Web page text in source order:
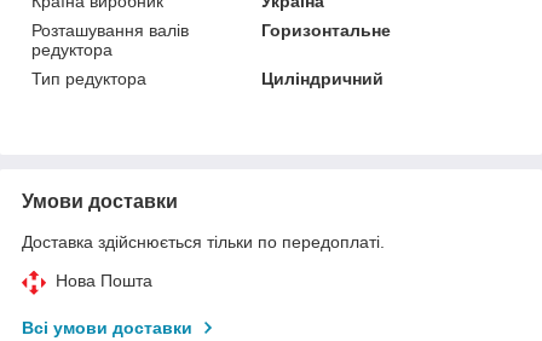
Розташування валів
редуктора
Горизонтальне
Тип редуктора Циліндричний
Умови доставки
Доставка здійснюється тільки по передоплаті.
Нова Пошта
Всі умови доставки